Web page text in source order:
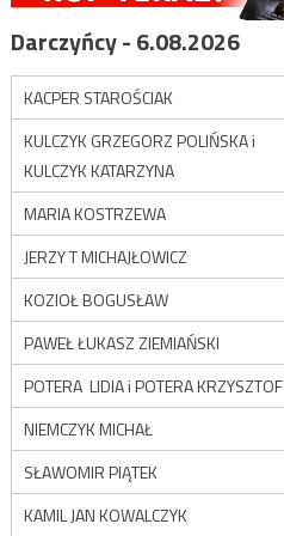
Darczyńcy - 6.08.2026
KACPER STAROŚCIAK
KULCZYK GRZEGORZ POLIŃSKA i
KULCZYK KATARZYNA
MARIA KOSTRZEWA
JERZY T MICHAJŁOWICZ
KOZIOŁ BOGUSŁAW
PAWEŁ ŁUKASZ ZIEMIAŃSKI
POTERA LIDIA i POTERA KRZYSZTOF
NIEMCZYK MICHAŁ
SŁAWOMIR PIĄTEK
KAMIL JAN KOWALCZYK